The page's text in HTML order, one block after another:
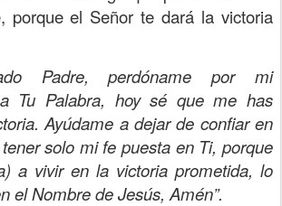
el Señor te dará la victoria
Padre, perdóname por mi
Tu Palabra, hoy sé que me has
Ayúdame a dejar de confiar en
solo mi fe puesta en Ti, porque
a vivir en la victoria prometida, lo
el Nombre de Jesús, Amén”.